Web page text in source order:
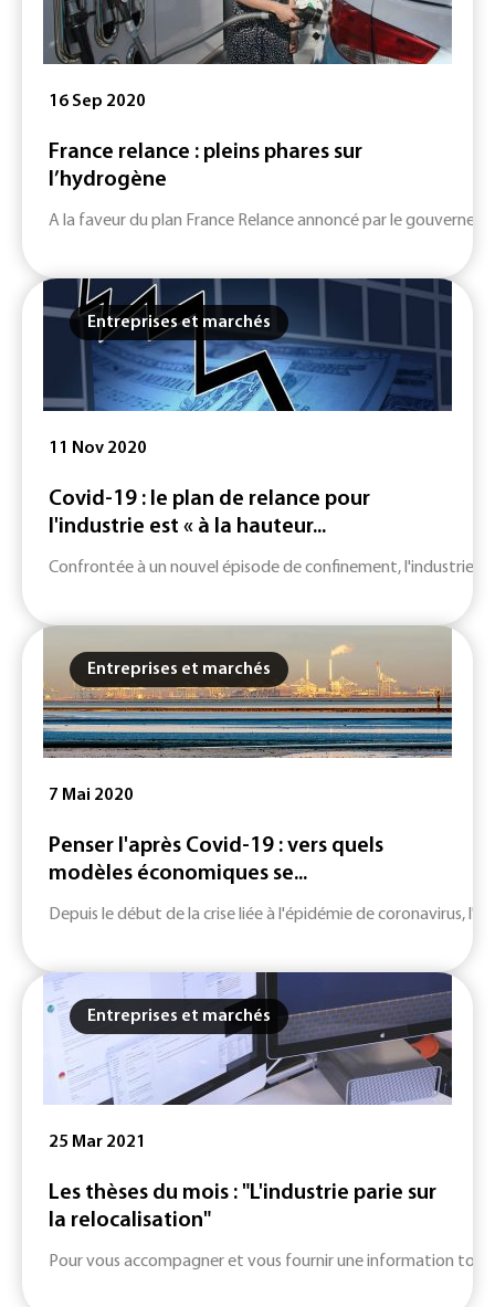
16 Sep 2020
France relance : pleins phares sur
l’hydrogène
A la faveur du plan France Relance annoncé par le
Entreprises et marchés
11 Nov 2020
Covid-19 : le plan de relance pour
l'industrie est « à la hauteur...
Confrontée à un nouvel épisode de confinement, l'industrie
Entreprises et marchés
7 Mai 2020
Penser l'après Covid-19 : vers quels
modèles économiques se...
Depuis le début de la crise liée à l'épidémie de coronavirus,
Entreprises et marchés
25 Mar 2021
Les thèses du mois : "L'industrie parie sur
la relocalisation"
Pour vous accompagner et vous fournir une information